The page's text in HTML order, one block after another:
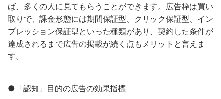
ば、多くの人に見てもらうことができます。広告枠は買い
取りで、課金形態には期間保証型、クリック保証型、イン
プレッション保証型といった種類があり、契約した条件が
達成されるまで広告の掲載が続く点もメリットと言えま
す。
●「認知」目的の広告の効果指標